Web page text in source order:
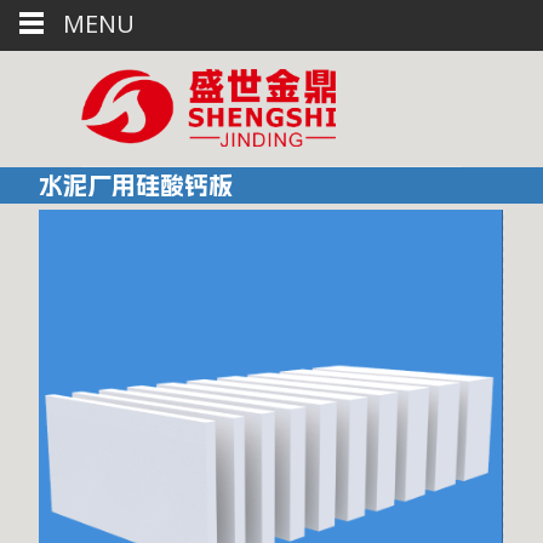
水泥厂用硅酸钙板
MENU